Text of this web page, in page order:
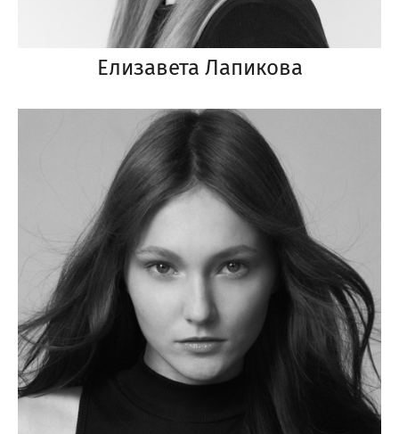
Елизавета Лапикова